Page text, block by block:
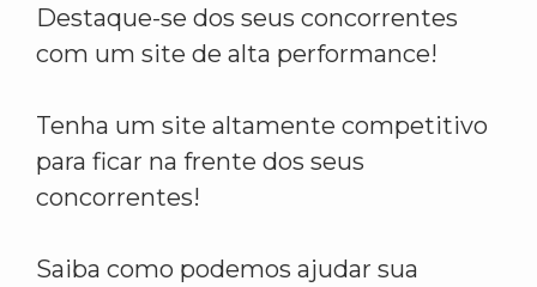
Destaque-se dos seus concorrentes
com um site de alta performance!
Tenha um site altamente competitivo
para ficar na frente dos seus
concorrentes!
Saiba como podemos ajudar sua